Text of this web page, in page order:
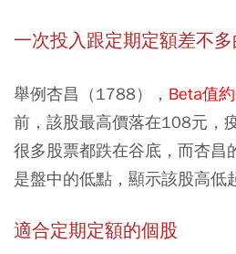
一次投入跟定期定額差不
舉例杏昌（1788）， Beta值
前，該股最高價落在108元，
很多股票都跌在谷底，而杏昌
是盤中的低點，顯示該股高低
適合定期定額的個股